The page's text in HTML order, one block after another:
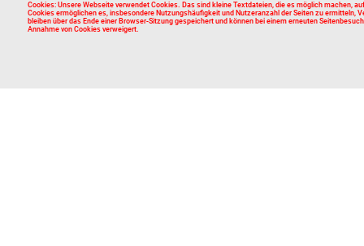
Cookies: Unsere Webseite verwendet Cookies. Das sind kleine Textdateien, die es möglich machen,
Cookies ermöglichen es, insbesondere Nutzungshäufigkeit und Nutzeranzahl der Seiten zu
bleiben über das Ende einer Browser-Sitzung gespeichert und können bei einem erneuten
Annahme von Cookies verweigert.